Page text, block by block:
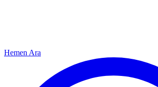
Hemen Ara